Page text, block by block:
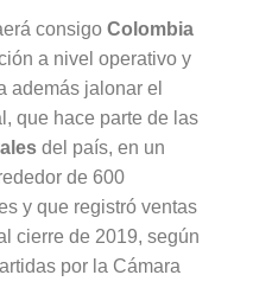
consigo Colombia
a nivel operativo y
además jalonar el
que hace parte de las
del país, en un
de 600
y que registró ventas
cierre de 2019, según
por la Cámara